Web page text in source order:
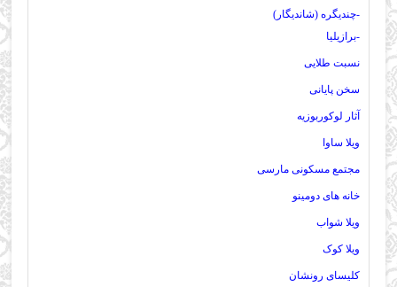
-چندیگره (شاندیگار)
-برازیلیا
نسبت طلایی
سخن پایانی
آثار لوکوربوزیه
ویلا ساوا
مجتمع مسکونی مارسی
خانه های دومینو
ویلا شواب
ویلا کوک
کلیسای رونشان